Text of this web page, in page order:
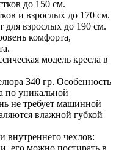
до 150 см.
и взрослых до 170 см.
для взрослых до 190 см.
комфорта,
модель кресла в
340 гр. Особенность
по уникальной
не требует машинной
влажной губкой
внутреннего чехлов:
его можно постирать в